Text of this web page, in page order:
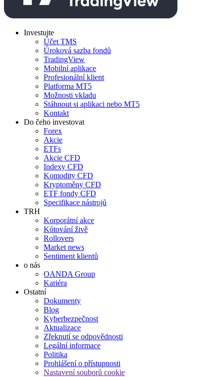
Investujte
Účet TMS
Úroková sazba fondů
TradingView
Mobilní aplikace
Profesionální klient
Platforma MT5
Možnosti vkladu
Stáhnout si aplikaci nebo MT5
Kontakt
Do čeho investovat
Forex
Akcie
ETFs
Akcie CFD
Indexy CFD
Komodity CFD
Kryptoměny CFD
ETF fondy CFD
Specifikace nástrojů
TRH
Korporátní akce
Kótování živě
Rollovers
Market news
Sentiment klientů
o nás
OANDA Group
Kariéra
Ostatní
Dokumenty
Blog
Kyberbezpečnost
Aktualizace
Zřeknutí se odpovědnosti
Legální informace
Politika
Prohlášení o přístupnosti
Nastavení souborů cookie